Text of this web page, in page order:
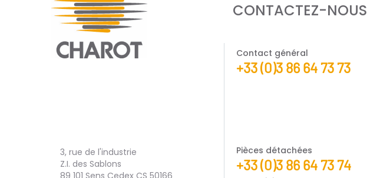
CONTACTEZ-NOUS
Contact général
+33 (0)3 86 64 73 73
3, rue de l'industrie
Z.I. des Sablons
89 101 Sens Cedex CS 50166
Pièces détachées
+33 (0)3 86 64 73 74